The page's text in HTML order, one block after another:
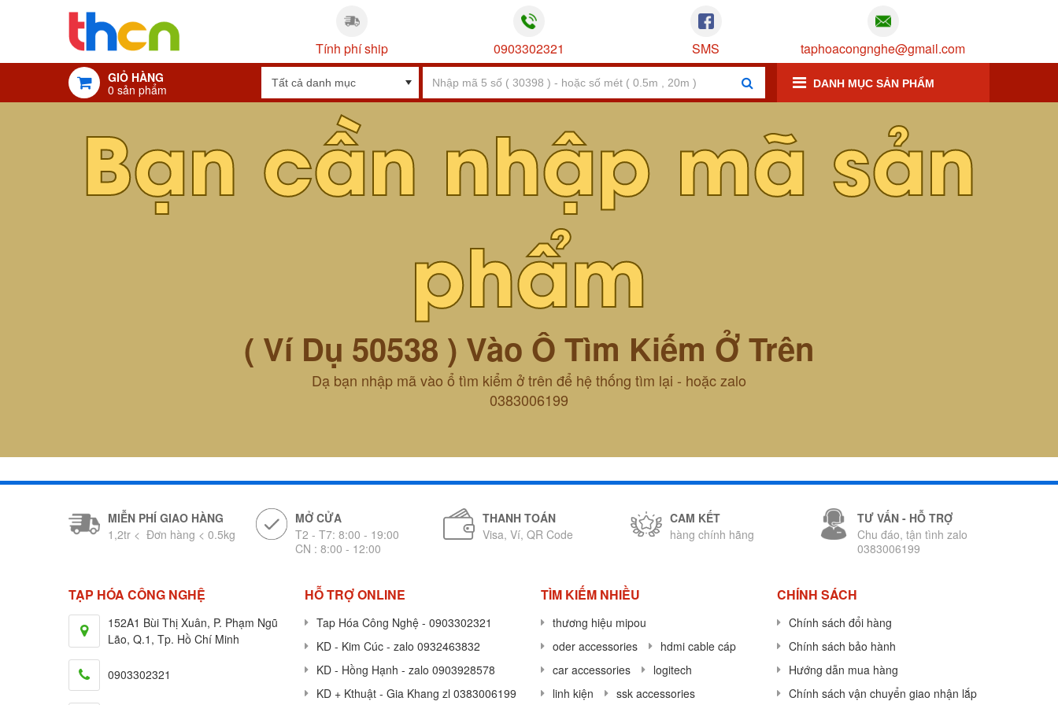
Tính phí ship 0903302321 SMS taphoacongnghe@gmail.com
GIỎ HÀNG
0 sản phẩm DANH MỤC SẢN PHẨM
Bạn cần nhập mã sản
phẩm
( Ví Dụ 50538 ) Vào Ô Tìm Kiếm Ở Trên
Dạ bạn nhập mã vào ổ tìm kiểm ở trên để hệ thống tìm lại - hoặc zalo
0383006199
MIỄN PHÍ GIAO HÀNG
1,2tr < Đơn hàng < 0.5kg
MỞ CỬA
T2 - T7: 8:00 - 19:00
CN : 8:00 - 12:00
THANH TOÁN
Visa, Ví, QR Code
CAM KẾT
hàng chính hãng
TƯ VẤN - HỖ TRỢ
Chu đáo, tận tình zalo
0383006199
TẠP HÓA CÔNG NGHỆ
152A1 Bùi Thị Xuân, P. Phạm Ngũ
Lão, Q.1, Tp. Hồ Chí Minh
0903302321
HỖ TRỢ ONLINE
Tap Hóa Công Nghệ - 0903302321
KD - Kim Cúc - zalo 0932463832
KD - Hồng Hạnh - zalo 0903928578
KD + Kthuật - Gia Khang zl 0383006199
TÌM KIẾM NHIỀU
thương hiệu mipou
oder accessories
hdmi cable cáp
car accessories
logitech
linh kiện
ssk accessories
CHÍNH SÁCH
Chính sách đổi hàng
Chính sách bảo hành
Hướng dẫn mua hàng
Chính sách vận chuyển giao nhận lắp